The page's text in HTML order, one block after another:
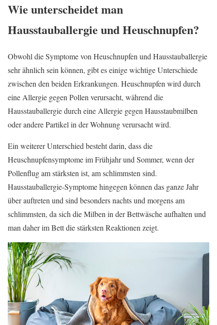
Wie unterscheidet man
Hausstauballergie und Heuschnupfen?
Obwohl die Symptome von Heuschnupfen und Hausstauballergie
sehr ähnlich sein können, gibt es einige wichtige Unterschiede
zwischen den beiden Erkrankungen. Heuschnupfen wird durch
eine Allergie gegen Pollen verursacht, während die
Hausstauballergie durch eine Allergie gegen Hausstaubmilben
oder andere Partikel in der Wohnung verursacht wird.
Ein weiterer Unterschied besteht darin, dass die
Heuschnupfensymptome im Frühjahr und Sommer, wenn der
Pollenflug am stärksten ist, am schlimmsten sind.
Hausstauballergie-Symptome hingegen können das ganze Jahr
über auftreten und sind besonders nachts und morgens am
schlimmsten, da sich die Milben in der Bettwäsche aufhalten und
man daher im Bett die stärksten Reaktionen zeigt.